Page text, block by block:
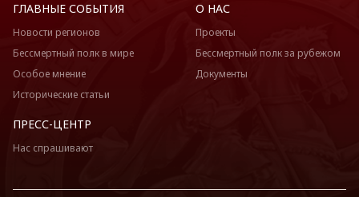
ГЛАВНЫЕ СОБЫТИЯ
Новости регионов
Бессмертный полк в мире
Особое мнение
Исторические статьи
О НАС
Проекты
Бессмертный полк за рубежом
Документы
ПРЕСС-ЦЕНТР
Нас спрашивают